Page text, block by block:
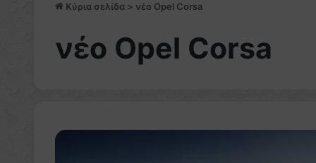
Κύρια σελίδα > νέο Opel Corsa
νέο Opel Corsa